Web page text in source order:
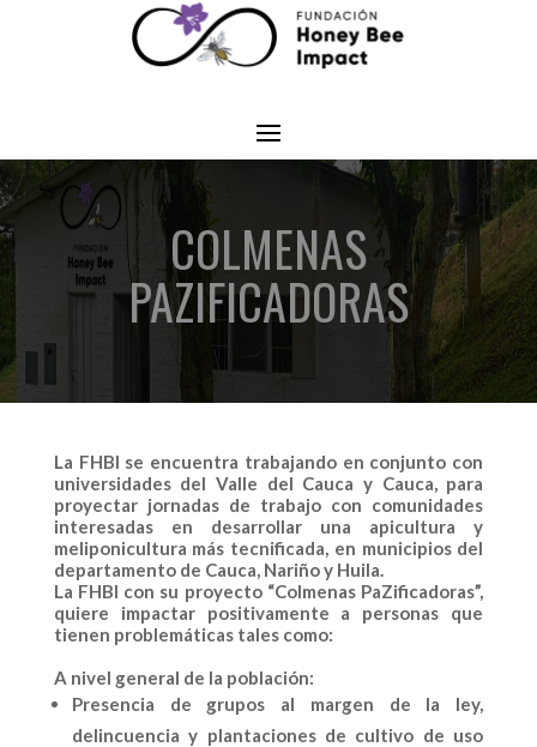
COLMENAS
PAZIFICADORAS
La FHBI se encuentra trabajando en conjunto con
universidades del Valle del Cauca y Cauca, para
proyectar jornadas de trabajo con comunidades
interesadas en desarrollar una apicultura y
meliponicultura más tecnificada, en municipios del
departamento de Cauca, Nariño y Huila.
La FHBI con su proyecto “Colmenas PaZificadoras”,
quiere impactar positivamente a personas que
tienen problemáticas tales como:
A nivel general de la población:
Presencia de grupos al margen de la ley,
delincuencia y plantaciones de cultivo de uso